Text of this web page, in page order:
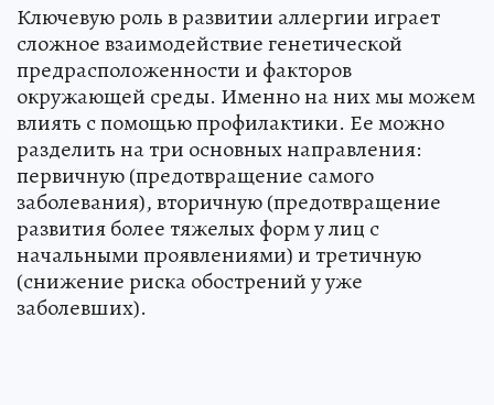
Ключевую роль в развитии аллергии играет
сложное взаимодействие генетической
предрасположенности и факторов
окружающей среды. Именно на них мы можем
влиять с помощью профилактики. Ее можно
разделить на три основных направления:
первичную (предотвращение самого
заболевания), вторичную (предотвращение
развития более тяжелых форм у лиц с
начальными проявлениями) и третичную
(снижение риска обострений у уже
заболевших).